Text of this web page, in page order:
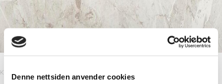
Denne nettsiden anvender cookies
Kitchen Board